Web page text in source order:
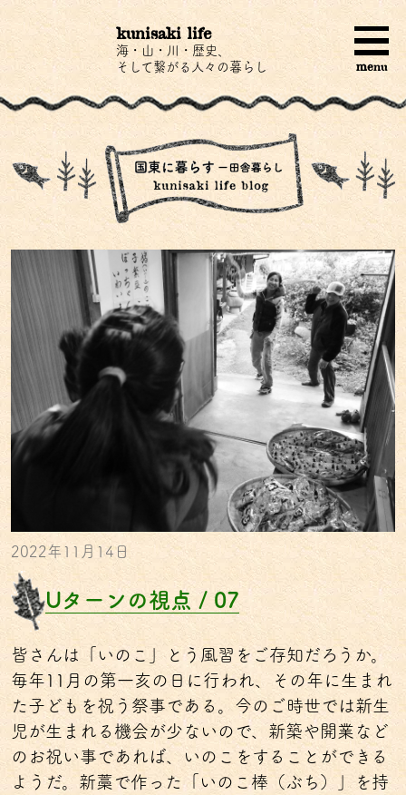
kunisaki life
海・山・川・歴史、
そして繋がる人々の暮らし
menu
2022年11月14日
Uターンの視点 / 07
皆さんは「いのこ」とう風習をご存知だろうか。
毎年11月の第一亥の日に行われ、その年に生まれ
た子どもを祝う祭事である。今のご時世では新生
児が生まれる機会が少ないので、新築や開業など
のお祝い事であれば、いのこをすることができる
ようだ。新藁で作った「いのこ棒（ぶち）」を持